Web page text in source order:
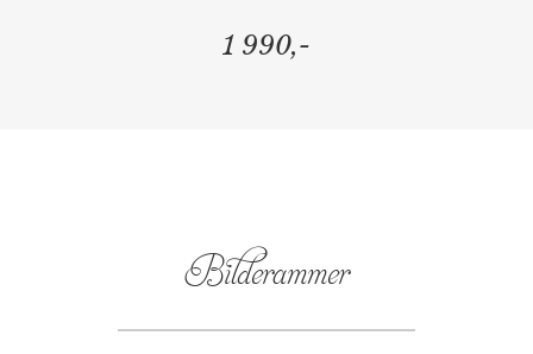
1 990,-
Bilderammer